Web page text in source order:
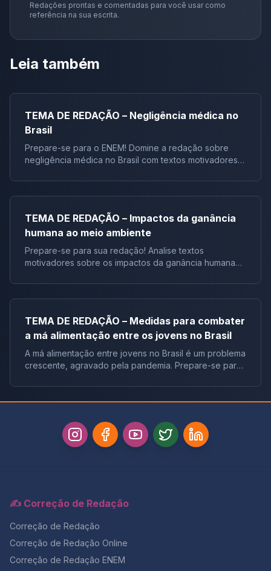
Redações prontas e comentadas para você usar como
referência na sua escrita.
Leia também
TEMA DE REDAÇÃO – Negligência médica no
Brasil
Prepare-se para o ENEM! Domine a redação sobre
negligência médica no Brasil com textos motivadores e
alarmantes e construa um argumento sólido pa
TEMA DE REDAÇÃO – Impactos da ganância
humana ao meio ambiente
Prepare-se para sua redação! Analise textos
motivadores sobre os impactos da ganância humana
argumentativo. Abordaremos desde a Resolução
CONAMA até
TEMA DE REDAÇÃO – Medidas para combater
a má alimentação entre os jovens no Brasil
A má alimentação entre jovens no Brasil é um problema
crescente, agravado pela pandemia. Prepare-se para
texto dissertativo-argumentativo sobre medidas
✍️ Correção de Redação
Correção de Redação
Correção de Redação Online
Correção de Redação ENEM